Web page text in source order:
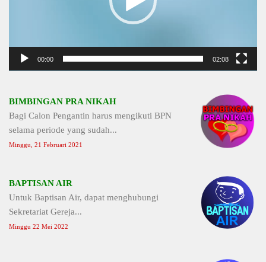
00:00 02:08
BIMBINGAN PRA NIKAH
Bagi Calon Pengantin harus mengikuti BPN
selama periode yang sudah...
Minggu, 21 Februari 2021
BAPTISAN AIR
Untuk Baptisan Air, dapat menghubungi
Sekretariat Gereja...
Minggu 22 Mei 2022